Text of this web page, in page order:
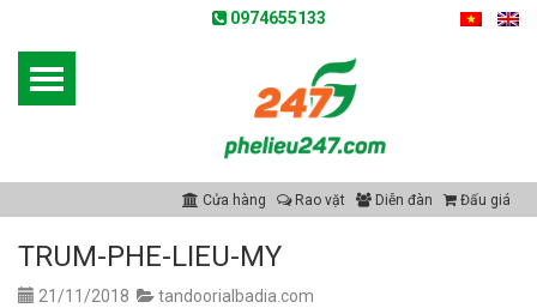
0974655133
Cửa hàng Rao vặt Diễn đàn Đấu giá
TRUM-PHE-LIEU-MY
21/11/2018 tandoorialbadia.com